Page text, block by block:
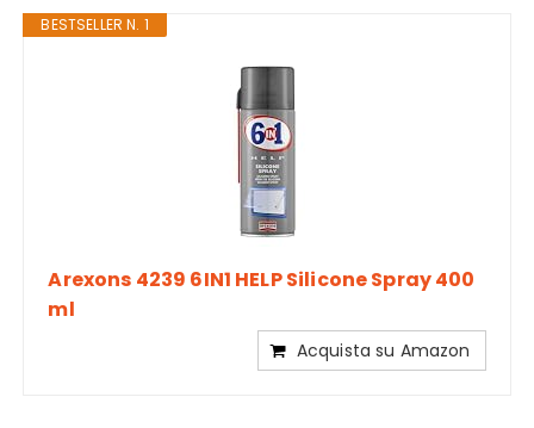
BESTSELLER N. 1
Arexons 4239 6IN1 HELP Silicone Spray 400
ml
Acquista su Amazon